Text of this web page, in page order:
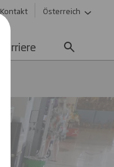
Kontakt Österreich
Karriere